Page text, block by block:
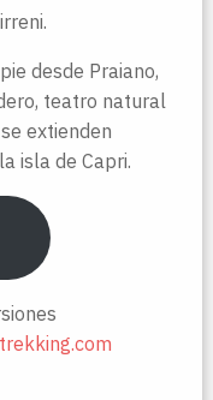
desde Praiano,
teatro natural
extienden
isla de Capri.